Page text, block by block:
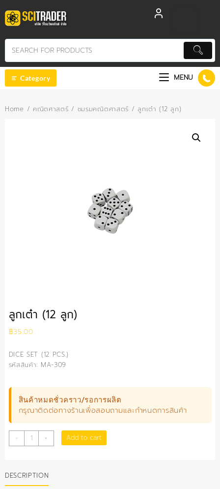
to
content
Category MENU
Home / คณิตศาสตร์ / ชมรมคณิตศาสตร์ / ลูกเต๋า (12 ลูก)
ลูกเต๋า (12 ลูก)
฿35.00
DICE SET (12 PCS.)
รหัสสินค้า: MA-309
สินค้าหมดชั่วคราว/รอการผลิต
กรุณาติดต่อทางร้านเพื่อสอบถามและกำหนดการสินค้า
-
ลูกเต๋า
(12
+ Add to cart
DESCRIPTION